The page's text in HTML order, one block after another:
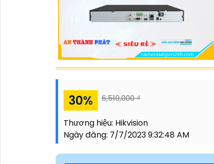
30% 6,510,000 ₫
Thương hiệu: Hikvision
Ngày đăng: 7/7/2023 9:32:48 AM